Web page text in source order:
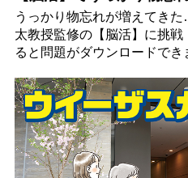
うっかり物忘れが増えてき
太教授監修の【脳活】に挑
ると問題がダウンロードでき